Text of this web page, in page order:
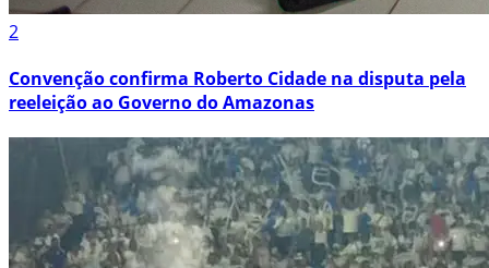
2
Convenção confirma Roberto Cidade na disputa pela
reeleição ao Governo do Amazonas